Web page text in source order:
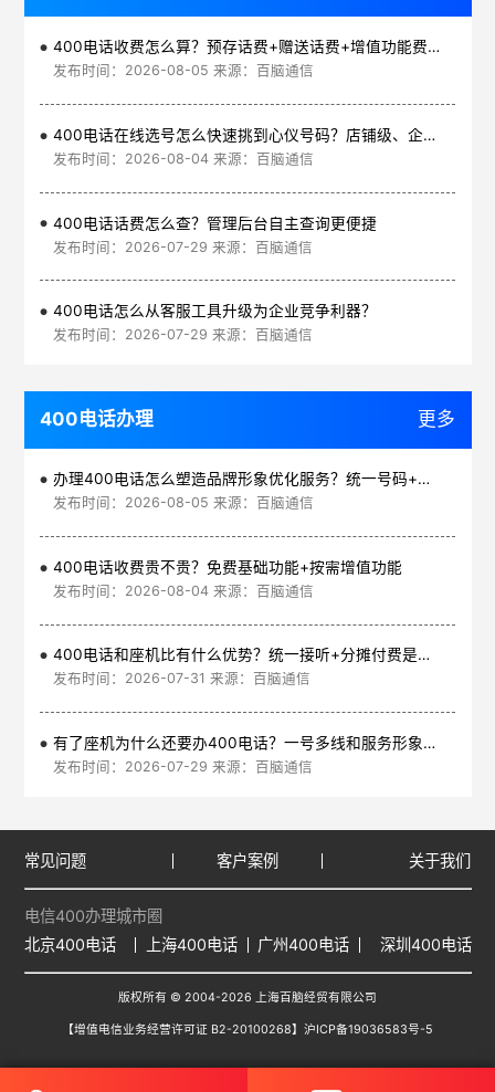
400电话收费怎么算？预存话费+赠送话费+增值功能费透明实惠
发布时间：2026-08-05 来源：百脑通信
400电话在线选号怎么快速挑到心仪号码？店铺级、企业级、集团级一次看清
发布时间：2026-08-04 来源：百脑通信
400电话话费怎么查？管理后台自主查询更便捷
发布时间：2026-07-29 来源：百脑通信
400电话怎么从客服工具升级为企业竞争利器？
发布时间：2026-07-29 来源：百脑通信
400电话办理 更多
办理400电话怎么塑造品牌形象优化服务？统一号码+智能管理平台
发布时间：2026-08-05 来源：百脑通信
400电话收费贵不贵？免费基础功能+按需增值功能
发布时间：2026-08-04 来源：百脑通信
400电话和座机比有什么优势？统一接听+分摊付费是核心
发布时间：2026-07-31 来源：百脑通信
有了座机为什么还要办400电话？一号多线和服务形象是核心
发布时间：2026-07-29 来源：百脑通信
常见问题 客户案例 关于我们
电信400办理城市圈
北京400电话
上海400电话 广州400电话 深圳400电话
版权所有 © 2004-2026 上海百脑经贸有限公司
【增值电信业务经营许可证 B2-20100268】 沪ICP备19036583号-5